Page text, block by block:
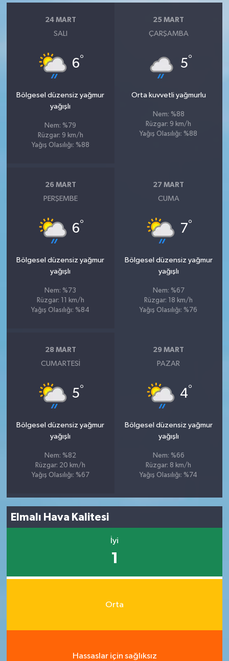
24 MART
SALI
6°
Bölgesel düzensiz yağmur
yağışlı
Nem: %79
Rüzgar: 9 km/h
Yağış Olasılığı: %88
25 MART
ÇARŞAMBA
5°
Orta kuvvetli yağmurlu
Nem: %88
Rüzgar: 9 km/h
Yağış Olasılığı: %88
26 MART
PERŞEMBE
6°
Bölgesel düzensiz yağmur
yağışlı
Nem: %73
Rüzgar: 11 km/h
Yağış Olasılığı: %84
27 MART
CUMA
7°
Bölgesel düzensiz yağmur
yağışlı
Nem: %67
Rüzgar: 18 km/h
Yağış Olasılığı: %76
28 MART
CUMARTESI
5°
Bölgesel düzensiz yağmur
yağışlı
Nem: %82
Rüzgar: 20 km/h
Yağış Olasılığı: %67
29 MART
PAZAR
4°
Bölgesel düzensiz yağmur
yağışlı
Nem: %66
Rüzgar: 8 km/h
Yağış Olasılığı: %74
Elmalı Hava Kalitesi
İyi
1
Orta
Hassaslar için sağlıksız